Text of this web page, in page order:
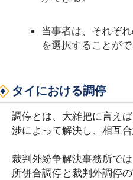
当事者は、それぞ
を選択することがで
タイにおける調停
調停とは、大雑把に言え
渉によって解決し、相互
裁判外紛争解決事務所で
所併合調停と裁判外調停